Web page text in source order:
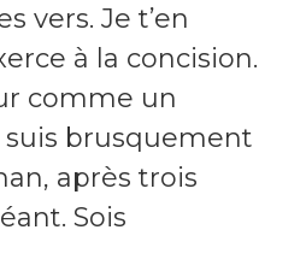
vers. Je t’en
à la concision.
comme un
suis brusquement
après trois
Sois